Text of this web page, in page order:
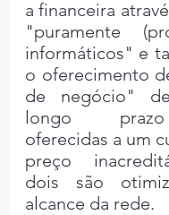
a financeira
"puramente
informáticos" e
o oferecimento
de negócio"
longo
oferecidas a um
preço
dois são
alcance da rede.